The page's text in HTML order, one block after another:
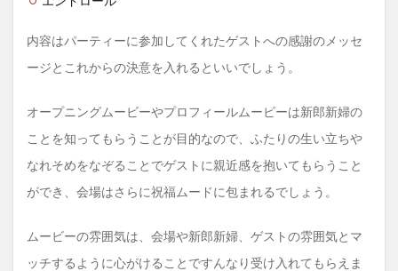
内容はパーティーに参加してくれたゲストへの感謝のメッセ
ージとこれからの決意を入れるといいでしょう。
オープニングムービーやプロフィールムービーは新郎新婦の
ことを知ってもらうことが目的なので、ふたりの生い立ちや
なれそめをなぞることでゲストに親近感を抱いてもらうこと
ができ、会場はさらに祝福ムードに包まれるでしょう。
ムービーの雰囲気は、会場や新郎新婦、ゲストの雰囲気とマ
ッチするように心がけることですんなり受け入れてもらえま